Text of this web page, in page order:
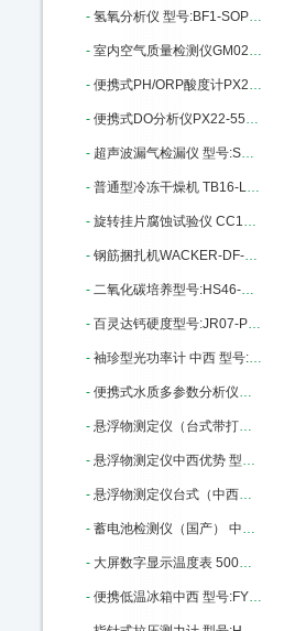
- 氢氧分析仪 型号:BF1-SOP库号：M312798
- 室内空气质量检测仪GM02-GM-AII M335325
- 便携式PH/ORP酸度计PX22-MI106：M343693
- 便携式DO分析仪PX22-550A库号：M343694
- 超声波漏气检漏仪 型号:SD44-CS530 M356204
- 普通型冷冻干燥机 TB16-LGJ-25C M369078
- 旋转挂片腐蚀试验仪 CC12-RCC-3 M376653
- 钢筋捆扎机WACKER-DF-16库号：M383957
- 二氧化碳培养型号:HS46-HH.CP库号：M394455
- 百灵达钙硬度型号:JR07-PM252库号：M403623
- 袖珍型光功率计 中西 型号:BE15-JDSU-OLP-35库号：M387656
- 便携式水质多参数分析仪中西 型号:NO07-AP-2000库号：M405183
- 悬浮物测定仪（台式带打印、可联接电脑）中西器材 型号:CH10/T-200库号：M405650
- 悬浮物测定仪中西优势 型号:CH10/P-200库号：M405651
- 悬浮物测定仪台式（中西） 型号:CH10/L-200库号：M405652
- 蓄电池检测仪（国产） 中西型号:WD31-100库号：M4631
- 大屏数字显示温度表 500度 中西型号:MZ52-XMZ-101库号：M16612
- 便携低温冰箱中西 型号:FY12-FYL-YS-18A库号：M20304